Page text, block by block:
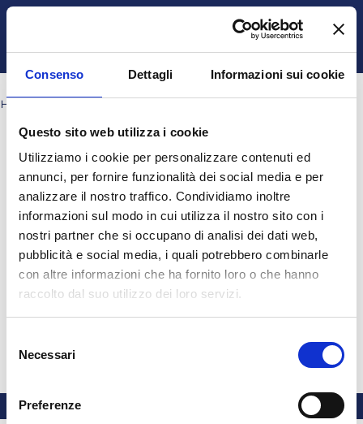
Consenso Dettagli Informazioni sui cookie
Questo sito web utilizza i cookie
Utilizziamo i cookie per personalizzare contenuti ed
annunci, per fornire funzionalità dei social media e per
analizzare il nostro traffico. Condividiamo inoltre
informazioni sul modo in cui utilizza il nostro sito con i
nostri partner che si occupano di analisi dei dati web,
pubblicità e social media, i quali potrebbero combinarle
con altre informazioni che ha fornito loro o che hanno
raccolto dal suo utilizzo dei loro servizi.
delNecessari
Preferenze
Vai al contenuto principale
Pannello laterale
Attiva/disattiva input di ricerca
Italiano ‎(it)‎ Login
HOME
Cerca corsi
Cerca corsi
Non sei collegato. ( Login
Ottieni l'app mobile
© 2025 - Universita' degli Studi "Magna Græcia" di Catanzaro
P.I. 02157060795 - C.F. 97026980793 -
Prof. Giovanni